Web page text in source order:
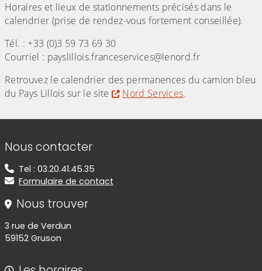
Horaires et lieux de stationnements précisés dans le
calendrier (prise de rendez-vous fortement conseillée).
Tél. : +33 (0)3 59 73 69 30
Courriel : payslillois.franceservices@lenord.fr
Retrouvez le calendrier des permanences du camion bleu
du Pays Lillois sur le site
Nord Services.
Informations de contact
Nous contacter
Tel : 03.20.41.45.35
Formulaire de contact
Nous trouver
3 rue de Verdun
59152 Gruson